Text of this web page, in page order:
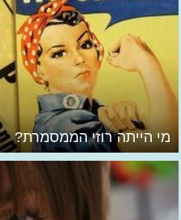
מי הייתה רוזי הממסמרת?